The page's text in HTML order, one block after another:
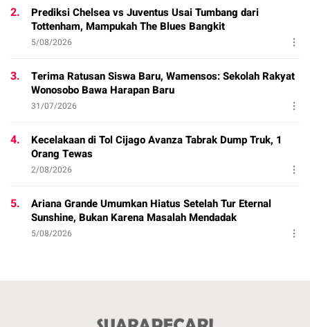
2.
Prediksi Chelsea vs Juventus Usai Tumbang dari
Tottenham, Mampukah The Blues Bangkit
5/08/2026
3.
Terima Ratusan Siswa Baru, Wamensos: Sekolah Rakyat
Wonosobo Bawa Harapan Baru
31/07/2026
4.
Kecelakaan di Tol Cijago Avanza Tabrak Dump Truk, 1
Orang Tewas
2/08/2026
5.
Ariana Grande Umumkan Hiatus Setelah Tur Eternal
Sunshine, Bukan Karena Masalah Mendadak
5/08/2026